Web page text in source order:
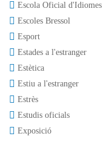
Escola Oficial d'Idiomes
Escoles Bressol
Esport
Estades a l'estranger
Estètica
Estiu a l'estranger
Estrès
Estudis oficials
Exposició